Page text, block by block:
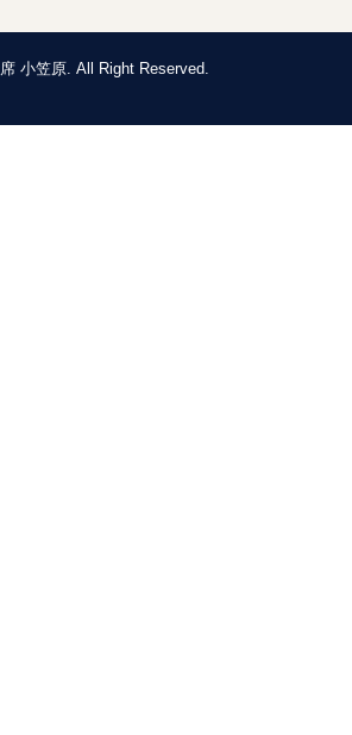
小笠原. All Right Reserved.